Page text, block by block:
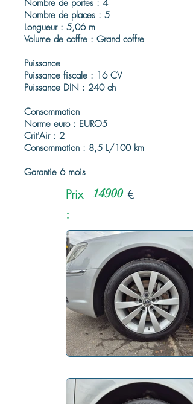
Nombre de portes : 4
Nombre de places : 5
Longueur : 5,06 m
Volume de coffre : Grand coffre
Puissance
Puissance fiscale : 16 CV
Puissance DIN : 240 ch
Consommation
Norme euro : EURO5
Crit'Air : 2
Consommation : 8,5 L/100 km
Garantie 6 mois
Prix
:
14900 €